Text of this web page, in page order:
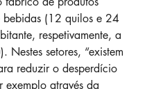
bebidas (12 quilos e 24
respetivamente, a
Nestes setores, “existem
reduzir o desperdício
exemplo através da